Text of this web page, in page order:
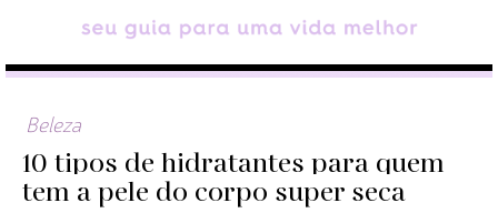
Beleza
10 tipos de hidratantes para quem
tem a pele do corpo super seca